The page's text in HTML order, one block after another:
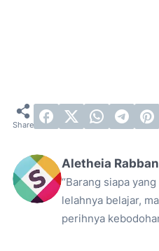
Aletheia
“Barang siapa
lelahnya belajar,
perihnya